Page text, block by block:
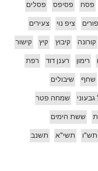
פסח פסיפס פסלים
ציפ נוי צעירים
קורונה קיבוץ קיץ קישור
רימון רענן דוד רפת
שחף שיבולים
שמחה פטר
ששת הימים
תש"ו תשי"א תשנב